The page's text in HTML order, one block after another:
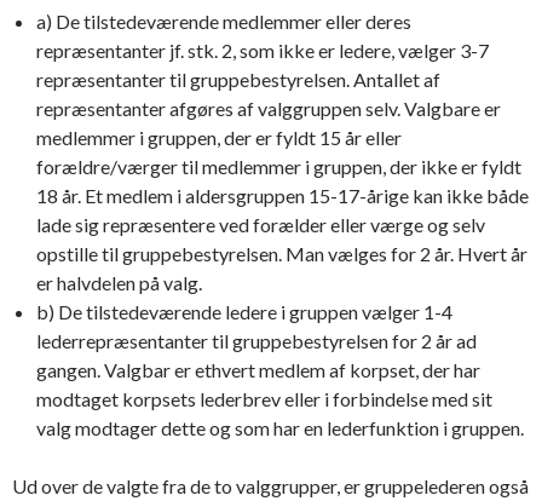
a) De tilstedeværende medlemmer eller deres
repræsentanter jf. stk. 2, som ikke er ledere, vælger 3-7
repræsentanter til gruppebestyrelsen. Antallet af
repræsentanter afgøres af valggruppen selv. Valgbare er
medlemmer i gruppen, der er fyldt 15 år eller
forældre/værger til medlemmer i gruppen, der ikke er fyldt
18 år. Et medlem i aldersgruppen 15-17-årige kan ikke både
lade sig repræsentere ved forælder eller værge og selv
opstille til gruppebestyrelsen. Man vælges for 2 år. Hvert år
er halvdelen på valg.
b) De tilstedeværende ledere i gruppen vælger 1-4
lederrepræsentanter til gruppebestyrelsen for 2 år ad
gangen. Valgbar er ethvert medlem af korpset, der har
modtaget korpsets lederbrev eller i forbindelse med sit
valg modtager dette og som har en lederfunktion i gruppen.
Ud over de valgte fra de to valggrupper, er gruppelederen også